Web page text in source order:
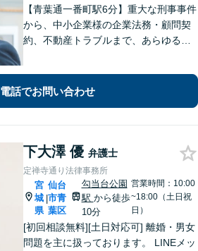
【青葉通一番町駅6分】重大な刑事事件
から、中小企業様の企業法務・顧問契
約、不動産トラブルまで、あらゆる法
もございます。一人で抱え込まず、ま
電話でお問い合わせ
下大澤 優 弁護士
定禅寺通り法律事務所
宮
城
県
|
仙台
市青
葉区
勾当台公園
駅 から徒歩
10分
営業時間：10:00
~18:00（土日祝
日）
[初回相談無料][土日対応可] 離婚・男女
問題を主に扱っております。 LINEメッ